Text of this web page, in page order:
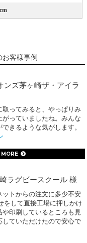
客様事例
ンズ茅ヶ崎ザ・アイラ
ってみると、やっぱりみ
っていましたね。みんな
きるような気がします。
MORE
ラグビースクール 様
トからの注文に多少不安
をして直接工場に押しかけ
印刷しているところも見
ていただけたので安心で